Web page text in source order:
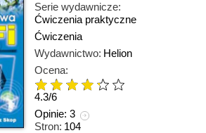
Serie wydawnicze:
Ćwiczenia praktyczne
Ćwiczenia
Wydawnictwo: Helion
Ocena:
4.3/6
Opinie: 3
Stron: 104